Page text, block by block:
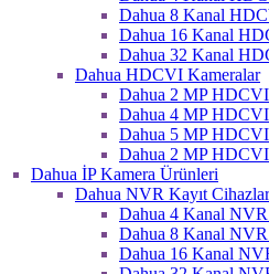
Dahua 8 Kanal
Dahua 16 Kanal
Dahua 32 Kanal
Dahua HDCVI Kameralar
Dahua 2 MP
Dahua 4 MP
Dahua 5 MP
Dahua 2 MP
Dahua İP Kamera Ürünleri
Dahua NVR Kayıt
Dahua 4 Kanal NVR
Dahua 8 Kanal NVR
Dahua 16 Kanal